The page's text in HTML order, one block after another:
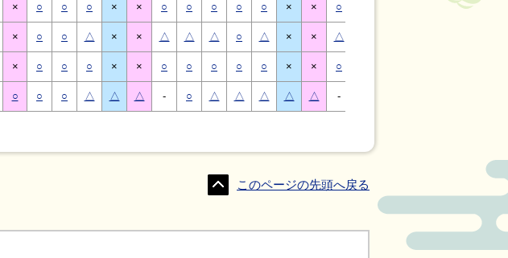
× ○ ○ ○ × × ○ ○ ○ ○ ○ × × ○ ×
× ○ ○ △ × × △ △ △ ○ △ × × △
× ○ ○ ○ × × ○ ○ ○ ○ ○ × × ○
○ ○ ○ △ △ △ - ○ △ △ △ △ △ -
このページの先頭へ戻る